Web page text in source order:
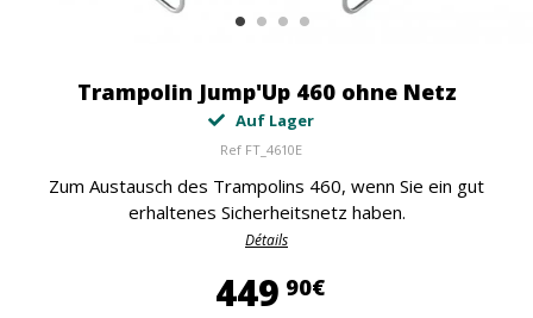
Trampolin Jump'Up 460 ohne Netz
Auf Lager
Ref FT_4610E
Zum Austausch des Trampolins 460, wenn Sie ein gut
erhaltenes Sicherheitsnetz haben.
Détails
449 90€449,90 €